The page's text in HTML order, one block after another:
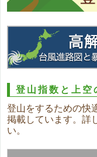
登山指数と上空
登山をするための快
掲載しています。詳
い。